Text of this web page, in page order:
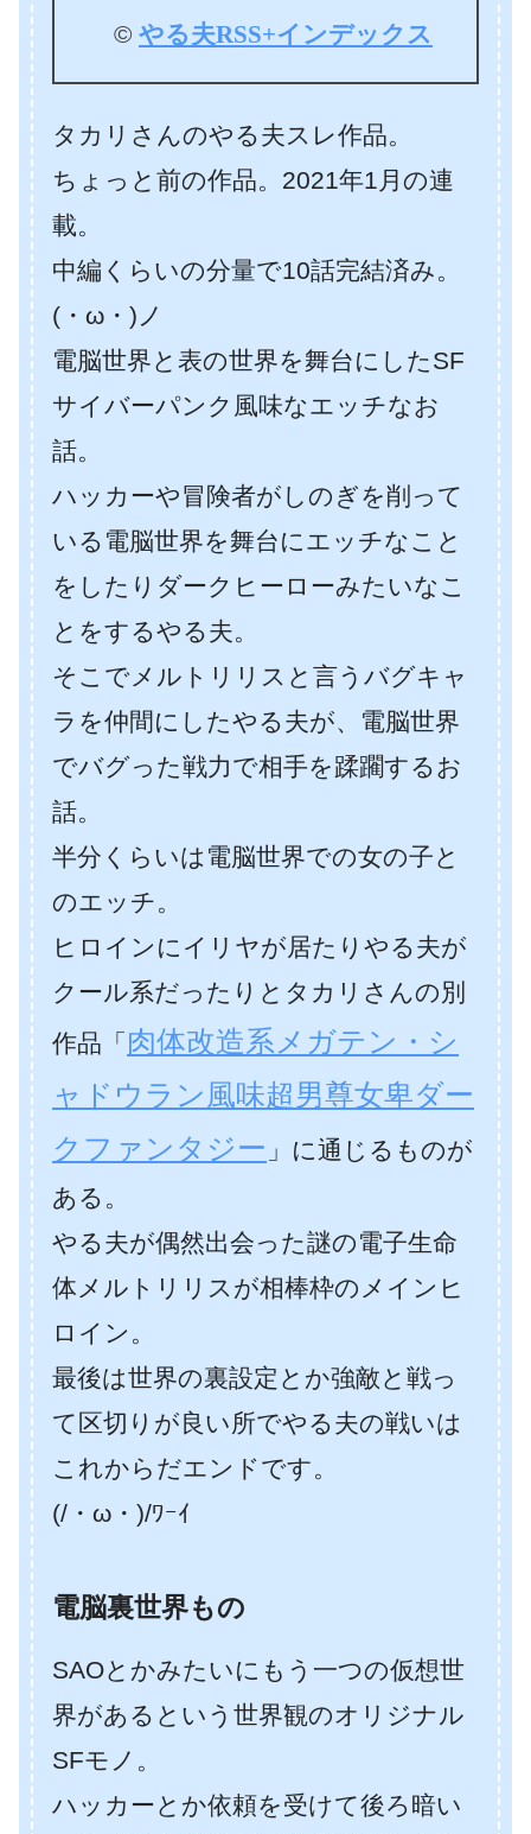
© やる夫RSS+インデックス
タカリさんのやる夫スレ作品。
ちょっと前の作品。2021年1月の連
載。
中編くらいの分量で10話完結済み。
(・ω・)ノ
電脳世界と表の世界を舞台にしたSF
サイバーパンク風味なエッチなお
話。
ハッカーや冒険者がしのぎを削って
いる電脳世界を舞台にエッチなこと
をしたりダークヒーローみたいなこ
とをするやる夫。
そこでメルトリリスと言うバグキャ
ラを仲間にしたやる夫が、電脳世界
でバグった戦力で相手を蹂躙するお
話。
半分くらいは電脳世界での女の子と
のエッチ。
ヒロインにイリヤが居たりやる夫が
クール系だったりとタカリさんの別
作品「 肉体改造系メガテン・シ
ャドウラン風味超男尊女卑ダー
クファンタジー 」に通じるものが
ある。
やる夫が偶然出会った謎の電子生命
体メルトリリスが相棒枠のメインヒ
ロイン。
最後は世界の裏設定とか強敵と戦っ
て区切りが良い所でやる夫の戦いは
これからだエンドです。
(/・ω・)/ﾜｰｲ
電脳裏世界もの
SAOとかみたいにもう一つの仮想世
界があるという世界観のオリジナル
SFモノ。
ハッカーとか依頼を受けて後ろ暗い